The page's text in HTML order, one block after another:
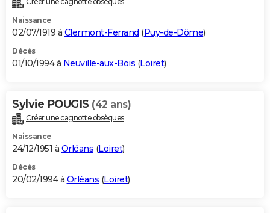
Naissance
02/07/1919 à Clermont-Ferrand (Puy-de-Dôme)
Décès
01/10/1994 à Neuville-aux-Bois (Loiret)
Sylvie POUGIS (42 ans)
Créer une cagnotte obsèques
Naissance
24/12/1951 à Orléans (Loiret)
Décès
20/02/1994 à Orléans (Loiret)